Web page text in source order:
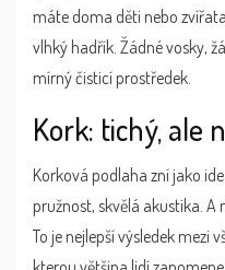
máte doma děti nebo
vlhký hadřík. Žádné vosky,
mírný čisticí prostředek.
Kork: tichý, ale
Korková podlaha zní jako
pružnost, skvělá akustika. A
To je nejlepší výsledek mezi